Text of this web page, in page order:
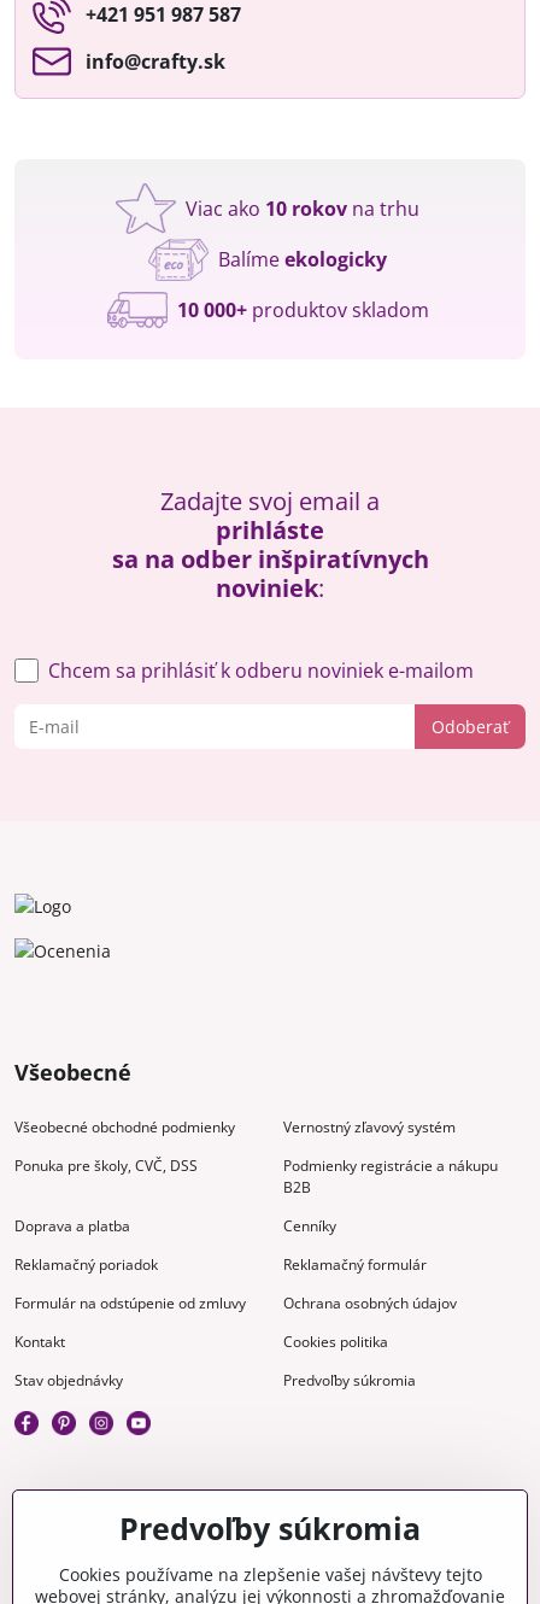
+421 951 987 587
info​@crafty​.sk
Viac ako 10 rokov na trhu
Balímeekologicky
10 000+produktov skladom
Zadajte svoj email a
prihláste
sa na odber inšpiratívnych
noviniek:
Odoberať
Chcem sa prihlásiť k odberu noviniek e-mailom
Všeobecné
Všeobecné obchodné podmienky
Vernostný zľavový systém
Ponuka pre školy, CVČ, DSS
Podmienky registrácie a nákupu
B2B
Doprava a platba
Cenníky
Reklamačný poriadok
Reklamačný formulár
Formulár na odstúpenie od zmluvy
Ochrana osobných údajov
Kontakt
Cookies politika
Stav objednávky
Predvoľby súkromia
Videonávody
Blog
Predvoľby súkromia
Cookies používame na zlepšenie vašej návštevy tejto
webovej stránky, analýzu jej výkonnosti a zhromažďovanie